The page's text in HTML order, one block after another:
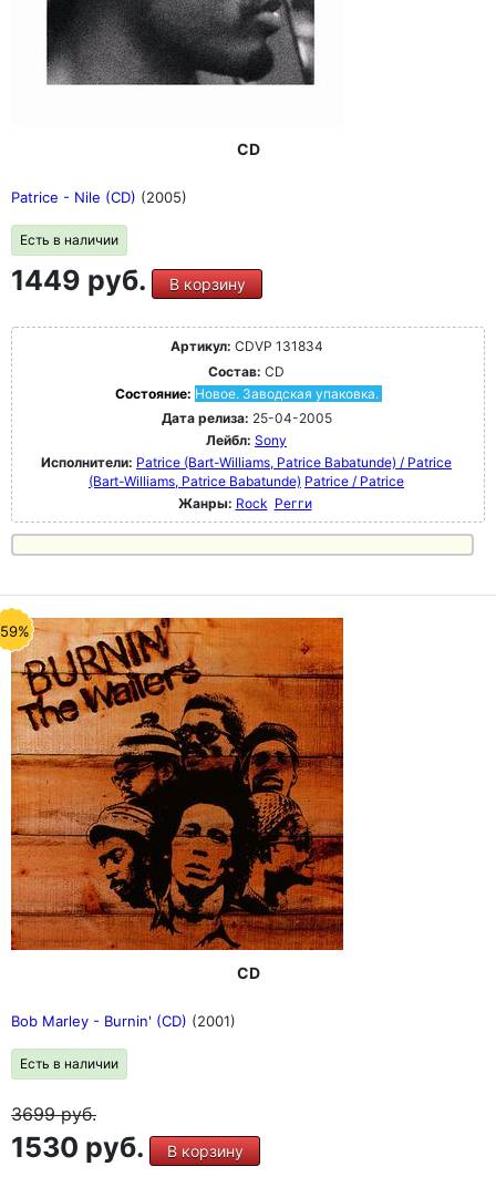
CD
Patrice - Nile (CD) (2005)
Есть в наличии
1449 руб. В корзину
Артикул: CDVP 131834
Состав: CD
Состояние: Новое. Заводская упаковка.
Дата релиза: 25-04-2005
Лейбл: Sony
Исполнители: Patrice (Bart-Williams, Patrice Babatunde) / Patrice
(Bart-Williams, Patrice Babatunde) Patrice / Patrice
Жанры: Rock Регги
CD
Bob Marley - Burnin' (CD) (2001)
Есть в наличии
3699руб.
1530 руб. В корзину